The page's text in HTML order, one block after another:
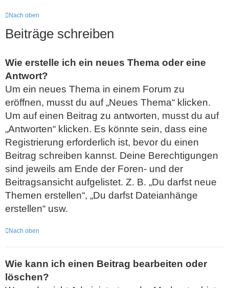
Nach oben
Beiträge schreiben
Wie erstelle ich ein neues Thema oder eine
Antwort?
Um ein neues Thema in einem Forum zu
eröffnen, musst du auf „Neues Thema“ klicken.
Um auf einen Beitrag zu antworten, musst du auf
„Antworten“ klicken. Es könnte sein, dass eine
Registrierung erforderlich ist, bevor du einen
Beitrag schreiben kannst. Deine Berechtigungen
sind jeweils am Ende der Foren- und der
Beitragsansicht aufgelistet. Z. B. „Du darfst neue
Themen erstellen“, „Du darfst Dateianhänge
erstellen“ usw.
Nach oben
Wie kann ich einen Beitrag bearbeiten oder
löschen?